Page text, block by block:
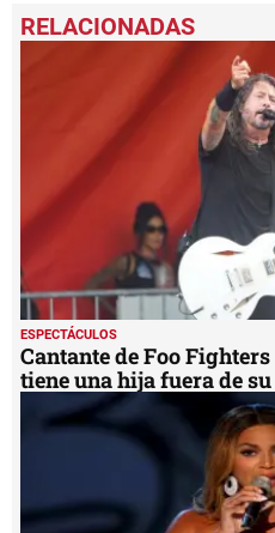
ESPECTÁCULOS
Cantante de Foo
tiene una hija fuera de
ESPECTÁCULOS
Beyoncé dejó de hacer
que sus fans se